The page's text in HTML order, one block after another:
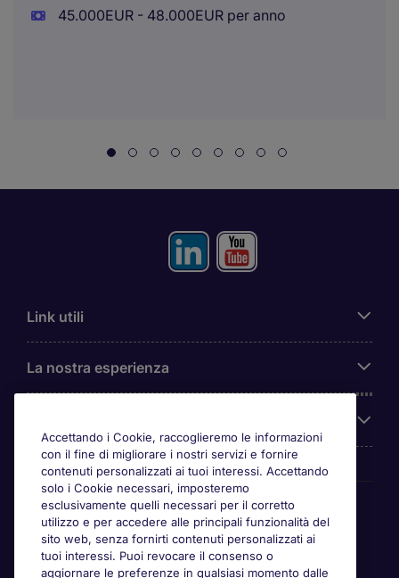
45.000EUR - 48.000EUR per anno
Link utili
La nostra esperienza
Awards
Accettando i Cookie, raccoglieremo le informazioni
con il fine di migliorare i nostri servizi e fornire
contenuti personalizzati ai tuoi interessi. Accettando
solo i Cookie necessari, imposteremo
esclusivamente quelli necessari per il corretto
utilizzo e per accedere alle principali funzionalità del
sito web, senza fornirti contenuti personalizzati ai
tuoi interessi. Puoi revocare il consenso o
aggiornare le preferenze in qualsiasi momento dalle